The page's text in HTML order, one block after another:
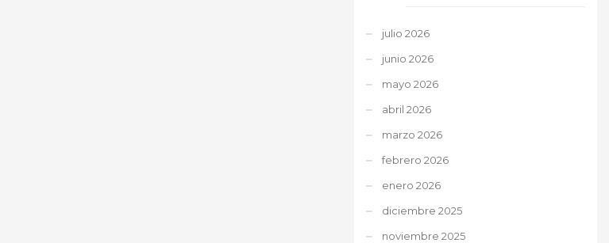
julio 2026
junio 2026
mayo 2026
abril 2026
marzo 2026
febrero 2026
enero 2026
diciembre 2025
noviembre 2025